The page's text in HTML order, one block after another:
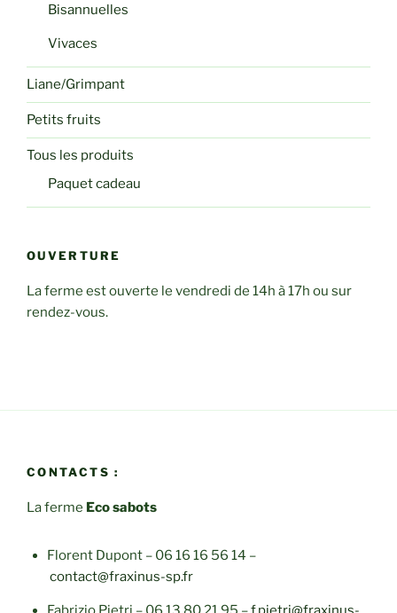
Bisannuelles
Vivaces
Liane/Grimpant
Petits fruits
Tous les produits
Paquet cadeau
OUVERTURE
La ferme est ouverte le vendredi de 14h à 17h ou sur
rendez-vous.
CONTACTS :
La ferme Eco sabots
Florent Dupont – 06 16 16 56 14 –
contact@fraxinus-sp.fr